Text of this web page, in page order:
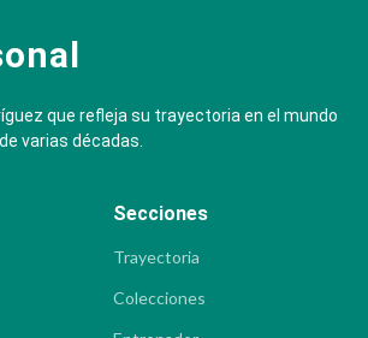
que refleja su trayectoria en el mundo
varias décadas.
Secciones
Trayectoria
Colecciones